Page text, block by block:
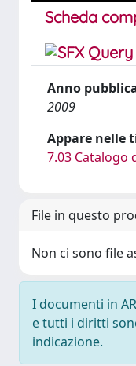
Scheda
Anno
2009
Appare nelle
7.03 Catalogo
File in questo
Non ci sono file
I documenti in
e tutti i diritti
indicazione.